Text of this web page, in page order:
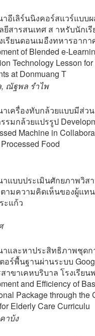
อีเลิร์นนิงคอร์สแวร์แบบผ
ยีสารสนเทศ ส าหรับนักเ
เรียนดอนเมอืงทหารอากา
of Blended e-
Technology Lesson
at Donmuang T
ณัฐพล รำไพ
เครื่องทับกล้วยแบบมีส่ว
รมกล้วยแปรรูป
Machine in
Food
แบบประเมินศักยภาพวิส
ามความคิดเห็นของผู้แท
ะแก้ว
และหาประสิทธิภาพชุดก
อร์พื้นฐานผ่านระบบ
าขาเคหบริบาล โรงเรียน
and Efficiency of
Package through the
Elderly Care Curriculu
าบ้ง